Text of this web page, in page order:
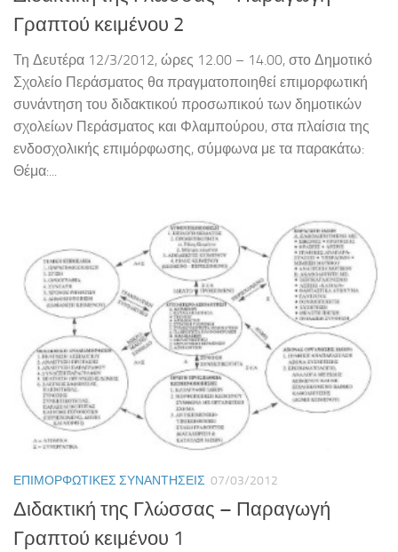
Γραπτού κειμένου 2
Τη Δευτέρα 12/3/2012, ώρες 12.00 – 14.00, στο Δημοτικό
Σχολείο Περάσματος θα πραγματοποιηθεί επιμορφωτική
συνάντηση του διδακτικού προσωπικού των δημοτικών
σχολείων Περάσματος και Φλαμπούρου, στα πλαίσια της
ενδοσχολικής επιμόρφωσης, σύμφωνα με τα παρακάτω:
Θέμα:...
ΕΠΙΜΟΡΦΩΤΙΚΈΣ ΣΥΝΑΝΤΉΣΕΙΣ 07/03/2012
Διδακτική της Γλώσσας – Παραγωγή
Γραπτού κειμένου 1